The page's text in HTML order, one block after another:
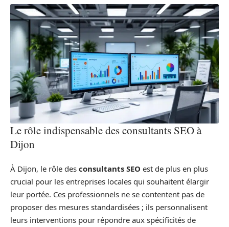
Le rôle indispensable des consultants SEO à
Dijon
À Dijon, le rôle des consultants SEO est de plus en plus
crucial pour les entreprises locales qui souhaitent élargir
leur portée. Ces professionnels ne se contentent pas de
proposer des mesures standardisées ; ils personnalisent
leurs interventions pour répondre aux spécificités de